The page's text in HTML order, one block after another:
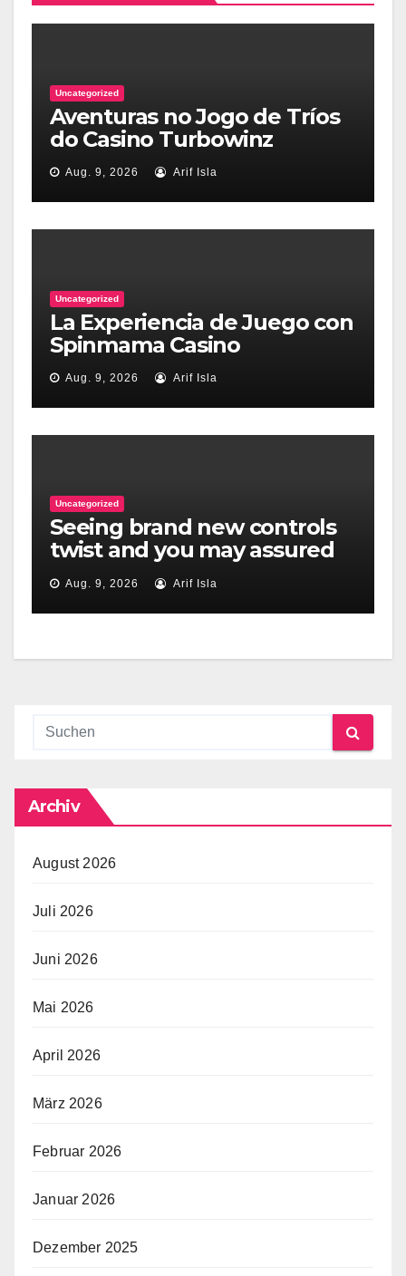
Uncategorized
Aventuras no Jogo de Tríos
do Casino Turbowinz
Aug. 9, 2026 Arif Isla
Uncategorized
La Experiencia de Juego con
Spinmama Casino
Aug. 9, 2026 Arif Isla
Uncategorized
Seeing brand new controls
twist and you may assured
your count appears renders
our roulette dining tables
endlessly fascinating
Aug. 9, 2026 Arif Isla
Archiv
August 2026
Juli 2026
Juni 2026
Mai 2026
April 2026
März 2026
Februar 2026
Januar 2026
Dezember 2025